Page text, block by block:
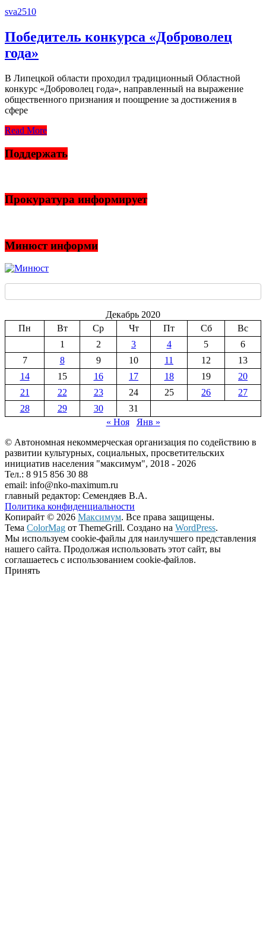
sva2510
Победитель конкурса «Доброволец
года»
В Липецкой области проходил традиционный Областной
конкурс «Доброволец года», направленный на выражение
общественного признания и поощрение за достижения в
сфере
Read More
Поддержать
Прокуратура информирует
Минюст информи
Декабрь 2020
Пн
Вт Ср Чт Пт Сб
Вс
1
2 3 4 5
6
7
8 9 10 11 12
13
14
15 16 17 18 19
20
21
22 23 24 25 26
27
28
29 30
31
« Ноя
Янв »
© Автономная некоммерческая организация по содействию в
развитии культурных, социальных, просветительских
инициатив населения "максимум", 2018 - 2026
Тел.: 8 915 856 30 88
email: info@nko-maximum.ru
главный редактор: Семендяев В.А.
Политика конфиденциальности
Копирайт © 2026 Максимум. Все права защищены.
Тема ColorMag от ThemeGrill. Создано на WordPress.
Мы используем cookie-файлы для наилучшего представления
нашего сайта. Продолжая использовать этот сайт, вы
соглашаетесь с использованием cookie-файлов.
Принять